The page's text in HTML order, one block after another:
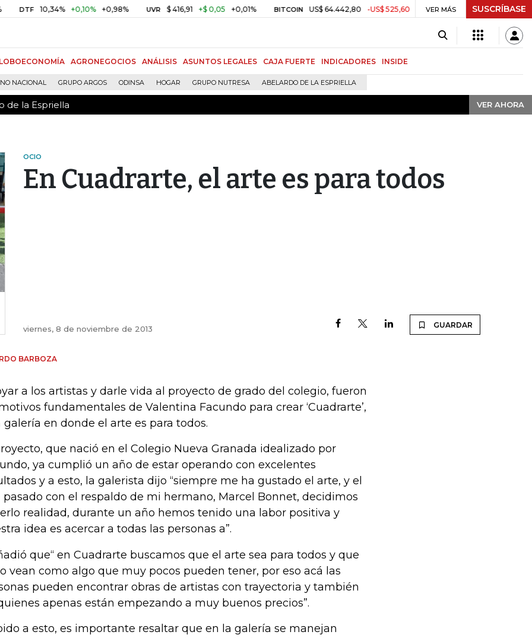
10,34% +0,10% +0,98% UVR $ 416,91 +$ 0,05 +0,01% BITCOIN US$ 64.442,80 -US$ 525,60 -0,81% TRM $ 3.157,43 -$ 21,97
VER MÁS SUSCRÍBASE
AGRONEGOCIOS ANÁLISIS ASUNTOS LEGALES CAJA FUERTE INDICADORES INSIDE
NACIONAL GRUPO ARGOS ODINSA HOGAR GRUPO NUTRESA ABELARDO DE LA ESPRIELLA
de la Espriella VER AHORA
de la Espriella VER AHORA
OCIO
En Cuadrarte, el arte es para todos
viernes, 8 de noviembre de 2013 GUARDAR
BARBOZA
a los artistas y darle vida al proyecto de grado del colegio, fueron
fundamentales de Valentina Facundo para crear ‘Cuadrarte’,
galería en donde el arte es para todos.
que nació en el Colegio Nueva Granada idealizado por
ya cumplió un año de estar operando con excelentes
y a esto, la galerista dijo “siempre me ha gustado el arte, y el
pasado con el respaldo de mi hermano, Marcel Bonnet, decidimos
realidad, durante un año hemos tenido una labor positiva y
idea es acercar a todas las personas a”.
que“ en Cuadrarte buscamos que el arte sea para todos y que
vean como algo que muy pocos pueden tener, por eso acá las
pueden encontrar obras de artistas con trayectoria y también
apenas están empezando a muy buenos precios”.
a esto, es importante resaltar que en la galería se manejan